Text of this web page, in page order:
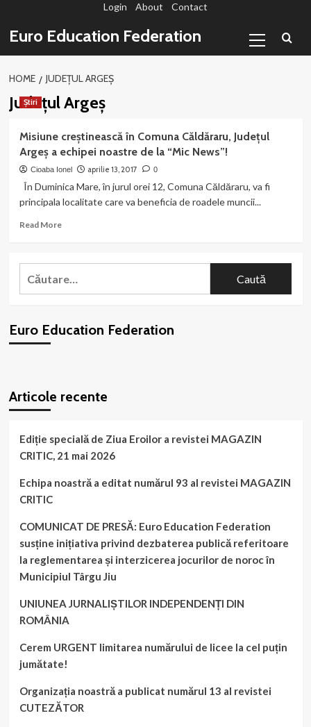
conținut
Login About Contact
Euro Education Federation
Menu
HOME JUDEȚUL ARGEȘ
Județul Argeș
Știri
Misiune creștinească în Comuna Căldăraru, Județul
Argeș a echipei noastre de la “Mic News”!
Cioaba Ionel aprilie 13, 2017 0
În Duminica Mare, în jurul orei 12, Comuna Căldăraru, va fi
principala localitate care va beneficia de roadele muncii...
Read MoreRead
Misiune
creștinească
Județul
de
News”!
Caută
Euro Education Federation
Articole recente
Ediție specială de Ziua Eroilor a revistei MAGAZIN
CRITIC, 21 mai 2026
Echipa noastră a editat numărul 93 al revistei MAGAZIN
CRITIC
COMUNICAT DE PRESĂ: Euro Education Federation
susține inițiativa privind dezbaterea publică referitoare
la reglementarea și interzicerea jocurilor de noroc în
Municipiul Târgu Jiu
UNIUNEA JURNALIȘTILOR INDEPENDENȚI DIN
ROMÂNIA
Cerem URGENT limitarea numărului de licee la cel puțin
jumătate!
Organizația noastră a publicat numărul 13 al revistei
CUTEZĂTOR